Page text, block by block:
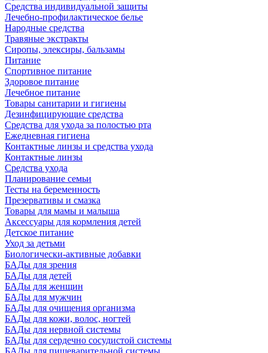
Средства индивидуальной защиты
Лечебно-профилактическое белье
Народные средства
Травяные экстракты
Сиропы, элексиры, бальзамы
Питание
Спортивное питание
Здоровое питание
Лечебное питание
Товары санитарии и гигиены
Дезинфицирующие средства
Средства для ухода за полостью рта
Ежедневная гигиена
Контактные линзы и средства ухода
Контактные линзы
Средства ухода
Планирование семьи
Тесты на беременность
Презервативы и смазка
Товары для мамы и малыша
Аксессуары для кормления детей
Детское питание
Уход за детьми
Биологически-активные добавки
БАДы для зрения
БАДы для детей
БАДы для женщин
БАДы для мужчин
БАДы для очищения организма
БАДы для кожи, волос, ногтей
БАДы для нервной системы
БАДы для сердечно сосудистой системы
БАДы для пищеварительной системы